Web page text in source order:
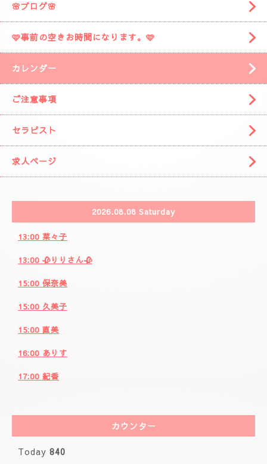
🌸ブログ🌸
🩷事前の空きお時間になります。🩷
カレンダー
ご注意事項
セラピスト
求人ページ
2026.08.08 Saturday
13:00 菜々子
13:00 🥀りりさん🥀
15:00 保奈美
15:00 久美子
15:00 直美
16:00 ありす
17:00 紀香
カウンター
Today 840